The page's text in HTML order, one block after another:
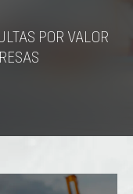
POR VALOR